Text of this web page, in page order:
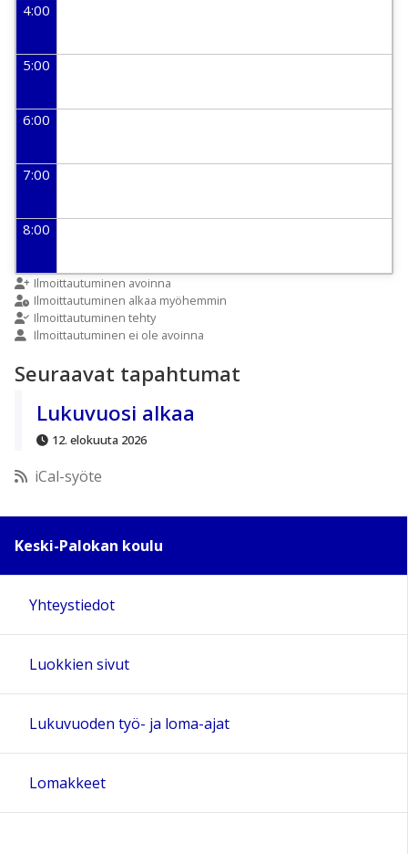
4:00
5:00
6:00
7:00
8:00
9:00
10:00
12:00
15:00
16:00
17:00
18:00
Ilmoittautuminen avoinna
Ilmoittautuminen alkaa myöhemmin
Ilmoittautuminen tehty
Ilmoittautuminen ei ole avoinna
Seuraavat tapahtumat
Lukuvuosi alkaa
12. elokuuta 2026
iCal-syöte
Keski-Palokan koulu
Yhteystiedot
Luokkien sivut
Lukuvuoden työ- ja loma-ajat
Lomakkeet